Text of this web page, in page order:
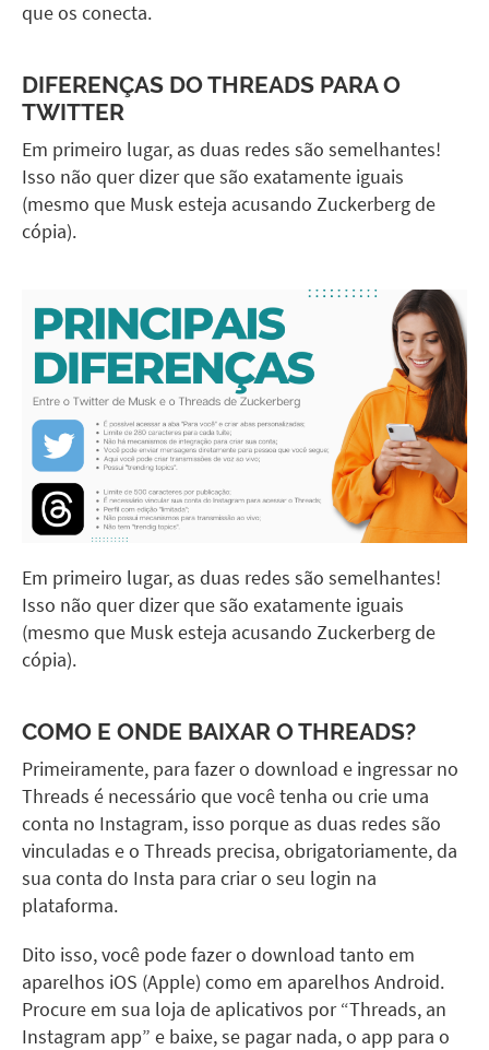
que os conecta.
DIFERENÇAS DO THREADS PARA O
TWITTER
Em primeiro lugar, as duas redes são semelhantes!
Isso não quer dizer que são exatamente iguais
(mesmo que Musk esteja acusando Zuckerberg de
cópia).
Em primeiro lugar, as duas redes são semelhantes!
Isso não quer dizer que são exatamente iguais
(mesmo que Musk esteja acusando Zuckerberg de
cópia).
COMO E ONDE BAIXAR O THREADS?
Primeiramente, para fazer o download e ingressar no
Threads é necessário que você tenha ou crie uma
conta no Instagram, isso porque as duas redes são
vinculadas e o Threads precisa, obrigatoriamente, da
sua conta do Insta para criar o seu login na
plataforma.
Dito isso, você pode fazer o download tanto em
aparelhos iOS (Apple) como em aparelhos Android.
Procure em sua loja de aplicativos por “Threads, an
Instagram app” e baixe, se pagar nada, o app para o